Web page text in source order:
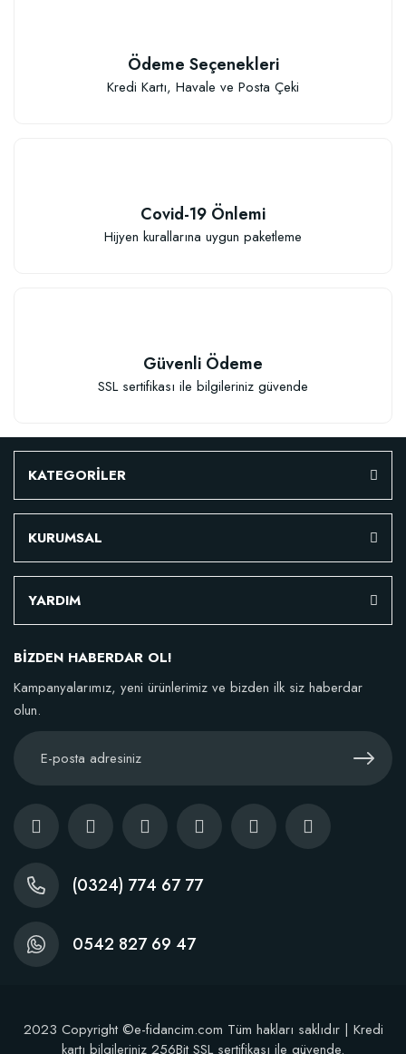
Çiçek Soğanları İçin Özel Karışım Çiçek Soğanı Dikim Gübresi (50 Soğan
106,81 TL
Sepete Ekle
Ödeme Seçenekleri
Kredi Kartı, Havale ve Posta Çeki
Covid-19 Önlemi
Hijyen kurallarına uygun paketleme
Güvenli Ödeme
SSL sertifikası ile bilgileriniz güvende
KATEGORİLER
KURUMSAL
YARDIM
BİZDEN HABERDAR OL!
Kampanyalarımız, yeni ürünlerimiz ve bizden ilk siz haberdar
olun.
(0324) 774 67 77
0542 827 69 47
2023 Copyright ©e-fidancim.com Tüm hakları saklıdır | Kredi
kartı bilgileriniz 256Bit SSL sertifikası ile güvende.